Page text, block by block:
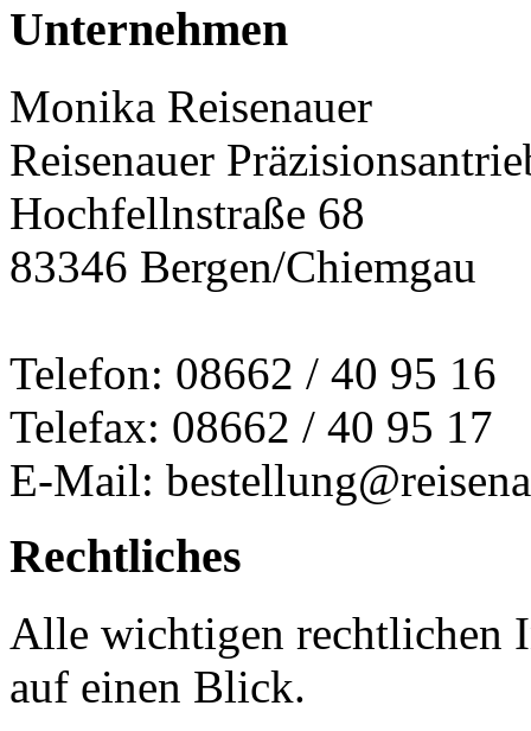
Unternehmen
Monika Reisenauer
Reisenauer
Hochfellnstraße 68
83346 Bergen/Chiemgau
Telefon: 08662 / 40 95 16
Telefax: 08662 / 40 95 17
E-Mail:
Rechtliches
Alle wichtigen rechtlichen
auf einen Blick.